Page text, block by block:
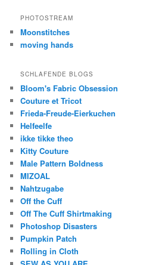
PHOTOSTREAM
Moonstitches
moving hands
SCHLAFENDE BLOGS
Bloom's Fabric Obsession
Couture et Tricot
Frieda-Freude-Eierkuchen
Helfeelfe
ikke tikke theo
Kitty Couture
Male Pattern Boldness
MIZOAL
Nahtzugabe
Off the Cuff
Off The Cuff Shirtmaking
Photoshop Disasters
Pumpkin Patch
Rolling in Cloth